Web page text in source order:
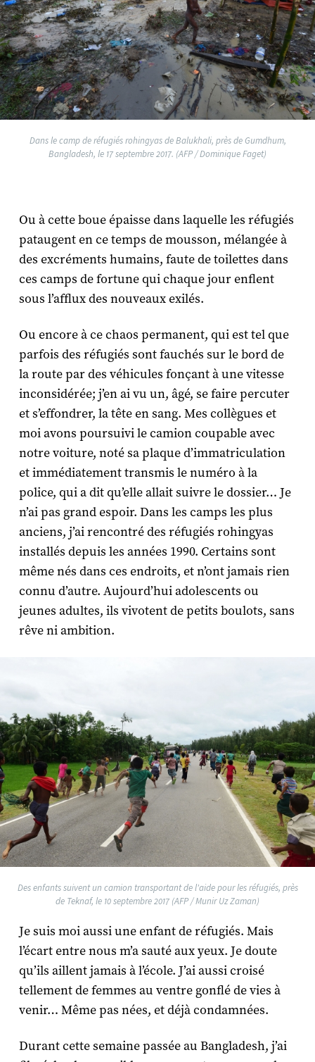
Dans le camp de réfugiés rohingyas de Balukhali, près de Gumdhum,
Bangladesh, le 17 septembre 2017. (AFP / Dominique Faget)
Ou à cette boue épaisse dans laquelle les réfugiés
pataugent en ce temps de mousson, mélangée à
des excréments humains, faute de toilettes dans
ces camps de fortune qui chaque jour enflent
sous l’afflux des nouveaux exilés.
Ou encore à ce chaos permanent, qui est tel que
parfois des réfugiés sont fauchés sur le bord de
la route par des véhicules fonçant à une vitesse
inconsidérée; j’en ai vu un, âgé, se faire percuter
et s’effondrer, la tête en sang. Mes collègues et
moi avons poursuivi le camion coupable avec
notre voiture, noté sa plaque d’immatriculation
et immédiatement transmis le numéro à la
police, qui a dit qu’elle allait suivre le dossier… Je
n’ai pas grand espoir. Dans les camps les plus
anciens, j’ai rencontré des réfugiés rohingyas
installés depuis les années 1990. Certains sont
même nés dans ces endroits, et n’ont jamais rien
connu d’autre. Aujourd’hui adolescents ou
jeunes adultes, ils vivotent de petits boulots, sans
rêve ni ambition.
Des enfants suivent un camion transportant de l'aide pour les réfugiés, près
de Teknaf, le 10 septembre 2017 (AFP / Munir Uz Zaman)
Je suis moi aussi une enfant de réfugiés. Mais
l’écart entre nous m’a sauté aux yeux. Je doute
qu’ils aillent jamais à l’école. J’ai aussi croisé
tellement de femmes au ventre gonflé de vies à
venir… Même pas nées, et déjà condamnées.
Durant cette semaine passée au Bangladesh, j’ai